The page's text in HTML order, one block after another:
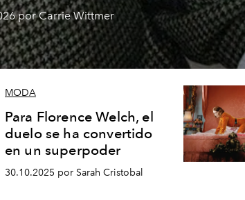
por Carrie Wittmer
MODA
Para Florence Welch, el
duelo se ha convertido
en un superpoder
30.10.2025 por Sarah Cristobal